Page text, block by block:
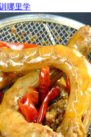
哪里学